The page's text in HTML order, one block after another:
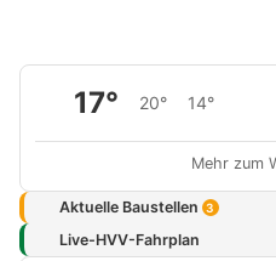
17° 20° 14°
Mehr zum
Aktuelle Baustellen 3
Live-HVV-Fahrplan